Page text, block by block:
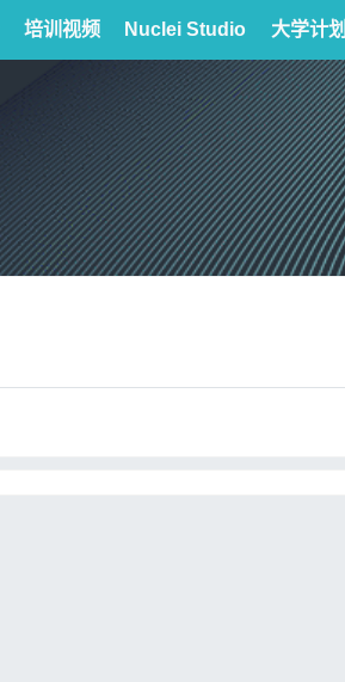
培训视频 Nuclei Studio 大学计划